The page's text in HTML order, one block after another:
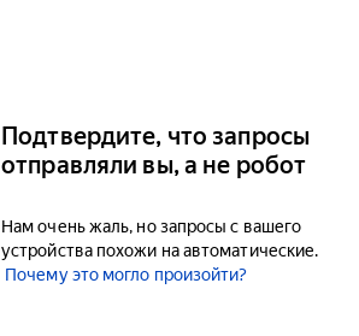
Подтвердите, что запросы
отправляли вы, а не робот
Нам очень жаль, но запросы с вашего
устройства похожи на автоматические.
Почему это могло произойти?